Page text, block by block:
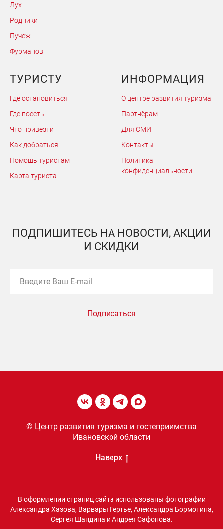
Лух
Родники
Пучеж
Фурманов
ТУРИСТУ
Где остановиться
Где поесть
Что привезти
Как добраться
Помощь туристам
Карта туриста
ИНФОРМАЦИЯ
О центре развития туризма
Партнёрам
Для СМИ
Контакты
Политика
конфиденциальности
ПОДПИШИТЕСЬ НА НОВОСТИ, АКЦИИ
И СКИДКИ
Подписаться
© Центр развития туризма и гостеприимства
Ивановской области
Наверх
В оформлении страниц сайта использованы фотографии
Александра Хазова, Варвары Гертье, Александра Бормотина,
Сергея Шандина и Андрея Сафонова.